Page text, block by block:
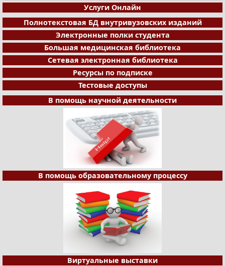
Услуги Онлайн
Полнотекстовая БД внутривузовских изданий
Электронные полки студента
Большая медицинская библиотека
Сетевая электронная библиотека
Ресурсы по подписке
Тестовые доступы
В помощь научной деятельности
В помощь образовательному процессу
Виртуальные выставки